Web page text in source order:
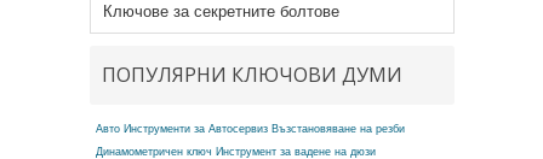
Ключове за секретните болтове
ПОПУЛЯРНИ КЛЮЧОВИ ДУМИ
Авто Инструменти за Автосервиз Възстановяване на резби
Динамометричен ключ Инструмент за вадене на дюзи